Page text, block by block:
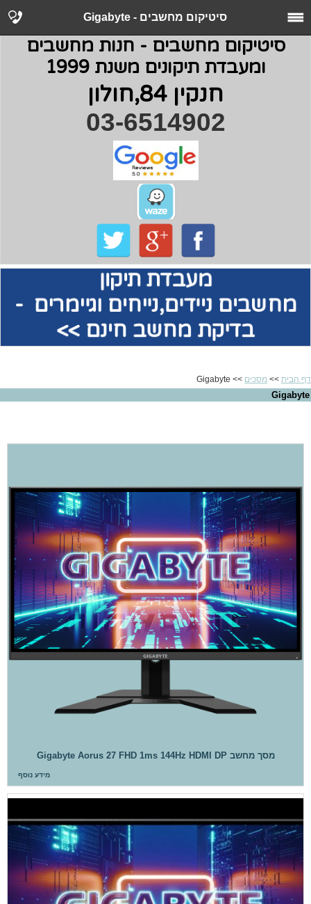
סיטיקום מחשבים - Gigabyte
סיטיקום מחשבים - חנות מחשבים
ומעבדת תיקונים משנת 1999
חנקין 84,חולון
03-6514902
מעבדת תיקון
מחשבים ניידים,נייחים וגיימרים -
בדיקת מחשב חינם >>
דף הבית >> מסכים >> Gigabyte
Gigabyte
מסך מחשב Gigabyte Aorus 27 FHD 1ms 144Hz HDMI DP
מידע נוסף